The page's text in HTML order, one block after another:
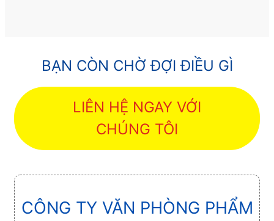
BẠN CÒN CHỜ ĐỢI ĐIỀU GÌ
LIÊN HỆ NGAY VỚI
CHÚNG TÔI
CÔNG TY VĂN PHÒNG PHẨM